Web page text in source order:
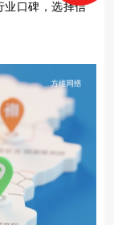
业口碑，选择信